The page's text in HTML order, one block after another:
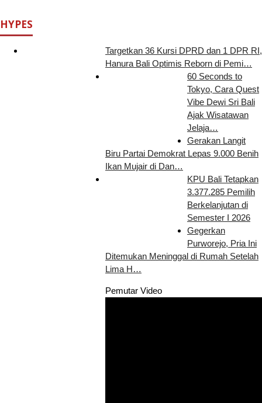
HYPES
Targetkan 36 Kursi DPRD dan 1 DPR RI,
Hanura Bali Optimis Reborn di Pemi…
60 Seconds to
Tokyo, Cara Quest
Vibe Dewi Sri Bali
Ajak Wisatawan
Jelaja…
Gerakan Langit
Biru Partai Demokrat Lepas 9.000 Benih
Ikan Mujair di Dan…
KPU Bali Tetapkan
3.377.285 Pemilih
Berkelanjutan di
Semester I 2026
Gegerkan
Purworejo, Pria Ini
Ditemukan Meninggal di Rumah Setelah
Lima H…
Pemutar Video